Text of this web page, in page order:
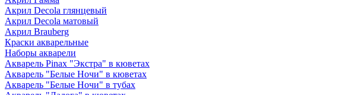
Акрил Decola глянцевый
Акрил Decola матовый
Акрил Brauberg
Краски акварельные
Наборы акварели
Акварель Pinax "Экстра" в кюветах
Акварель "Белые Ночи" в кюветах
Акварель "Белые Ночи" в тубах